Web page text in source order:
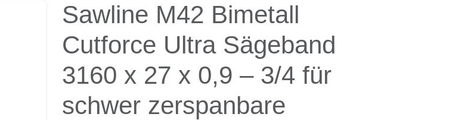
Sawline M42 Bimetall
Cutforce Ultra Sägeband
3160 x 27 x 0,9 – 3/4 für
schwer zerspanbare